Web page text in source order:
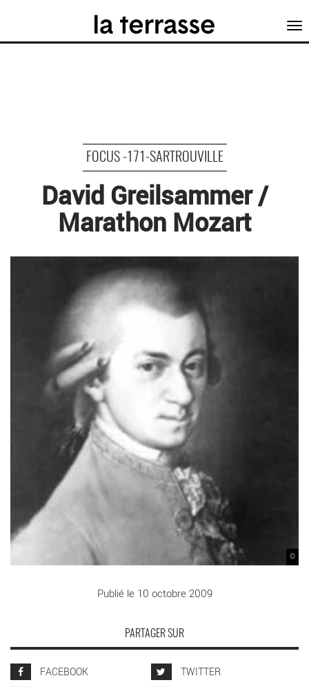
FOCUS -171-SARTROUVILLE
David Greilsammer /
Marathon Mozart
©
Publié le 10 octobre 2009
PARTAGER SUR
FACEBOOK
TWITTER